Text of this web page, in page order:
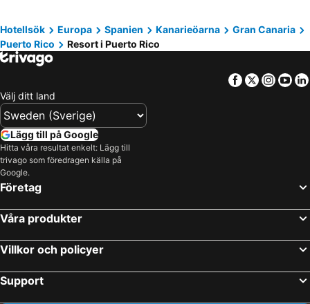
Hotellsök Europa Spanien Kanarieöarna
Gran Canaria
Puerto Rico
Resort i Puerto Rico
Facebook
Twitter
Välj ditt land
Lägg till på Google
Hitta våra resultat enkelt: Lägg till
trivago som föredragen källa på
Google.
Företag
Våra produkter
Villkor och policyer
Support